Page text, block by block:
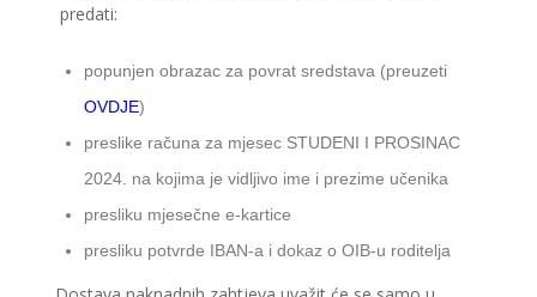
predati:
popunjen obrazac za povrat sredstava (preuzeti
OVDJE)
preslike računa za mjesec STUDENI I PROSINAC
2024. na kojima je vidljivo ime i prezime učenika
presliku mjesečne e-kartice
presliku potvrde IBAN-a i dokaz o OIB-u roditelja